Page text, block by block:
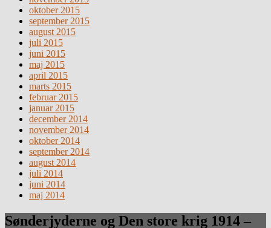
oktober 2015
september 2015
august 2015
juli 2015
juni 2015
maj 2015
april 2015
marts 2015
februar 2015
januar 2015
december 2014
november 2014
oktober 2014
september 2014
august 2014
juli 2014
juni 2014
maj 2014
Sønderjyderne og Den store krig 1914 –